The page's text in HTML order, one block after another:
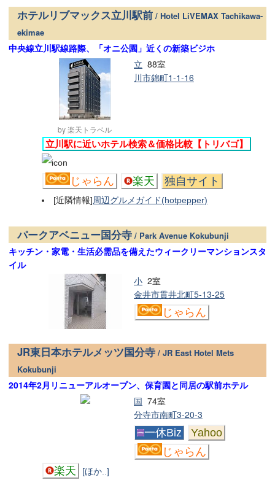
ホテルリブマックス立川駅前 / Hotel LiVEMAX Tachikawa-
ekimae
中央線立川駅線路際、「オニ公園」近くの新築ビジホ
by 楽天トラベル
88室
立
川市錦町1-1-16
立川駅に近いホテル検索＆価格比較【トリバゴ】
じゃらん 楽天 独自サイト
[近隣情報]周辺グルメガイド(hotpepper)
パークアベニュー国分寺 / Park Avenue Kokubunji
キッチン・家電・生活必需品を備えたウィークリーマンションスタ
イル
2室
小
金井市貫井北町5-13-25
じゃらん
JR東日本ホテルメッツ国分寺 / JR East Hotel Mets
Kokubunji
2014年2月リニューアルオープン、保育園と同居の駅前ホテル
74室
国
分寺市南町3-20-3
一休Biz
Yahoo
じゃらん
楽天
[ほか..]